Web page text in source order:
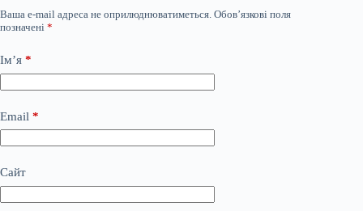
Ваша e-mail адреса не оприлюднюватиметься. Обов’язкові поля
позначені *
Ім’я *
Email *
Сайт